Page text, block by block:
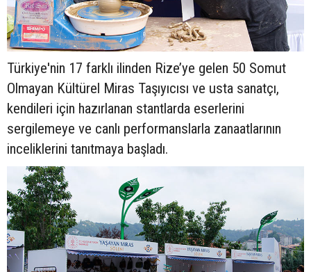
Türkiye'nin 17 farklı ilinden Rize’ye gelen 50 Somut
Olmayan Kültürel Miras Taşıyıcısı ve usta sanatçı,
kendileri için hazırlanan stantlarda eserlerini
sergilemeye ve canlı performanslarla zanaatlarının
inceliklerini tanıtmaya başladı.